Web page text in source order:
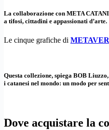
La collaborazione con META
a tifosi, cittadini e appassionati d’arte.
Le cinque grafiche di
Questa collezione, spiega BOB
i catanesi nel mondo: un modo per
Dove acquistare la